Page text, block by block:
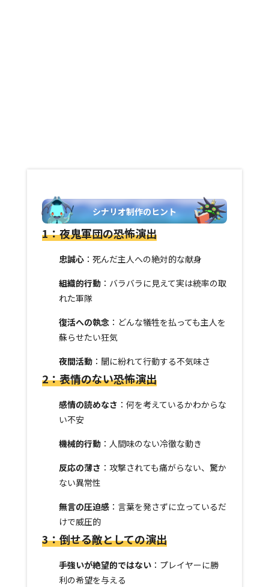
シナリオ制作のヒント
1：夜鬼軍団の恐怖演出
忠誠心 ：死んだ主人への絶対的な献身
組織的行動 ：バラバラに見えて実は統率の取
れた軍隊
復活への執念 ：どんな犠牲を払っても主人を
蘇らせたい狂気
夜間活動 ：闇に紛れて行動する不気味さ
2：表情のない恐怖演出
感情の読めなさ ：何を考えているかわからな
い不安
機械的行動 ：人間味のない冷徹な動き
反応の薄さ ：攻撃されても痛がらない、驚か
ない異常性
無言の圧迫感 ：言葉を発さずに立っているだ
けで威圧的
3：倒せる敵としての演出
手強いが絶望的ではない ：プレイヤーに勝
利の希望を与える